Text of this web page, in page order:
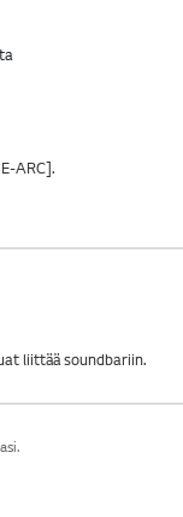
ARC].
liittää soundbariin.